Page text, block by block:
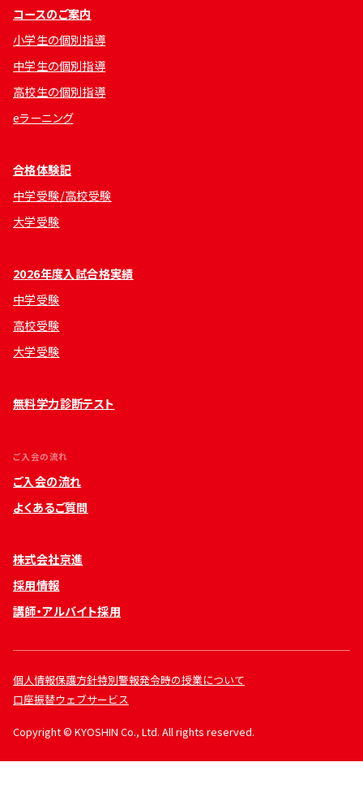
コースのご案内
小学生の個別指導
中学生の個別指導
高校生の個別指導
eラーニング
合格体験記
中学受験/高校受験
大学受験
2026年度入試合格実績
中学受験
高校受験
大学受験
無料学力診断テスト
ご入会の流れ
ご入会の流れ
よくあるご質問
株式会社京進
採用情報
講師・アルバイト採用
個人情報保護方針特別警報発令時の授業について
口座振替ウェブサービス
Copyright © KYOSHIN Co., Ltd. All rights reserved.